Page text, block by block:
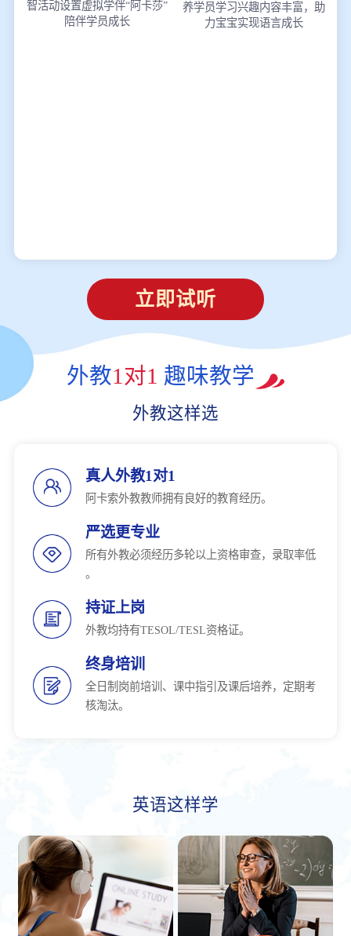
智活动设置虚拟学伴“阿卡莎”
陪伴学员成长
养学员学习兴趣内容丰富，助
力宝宝实现语言成长
立即试听
外教1对1 趣味教学
外教这样选
真人外教1对1
阿卡索外教教师拥有良好的教育经历。
严选更专业
所有外教必须经历多轮以上资格审查，录取率低
。
持证上岗
外教均持有TESOL/TESL资格证。
终身培训
全日制岗前培训、课中指引及课后培养，定期考
核淘汰。
英语这样学